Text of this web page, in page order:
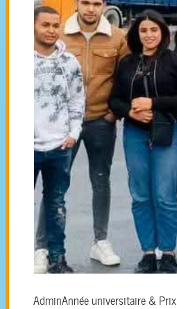
AdminAnnée universitaire &